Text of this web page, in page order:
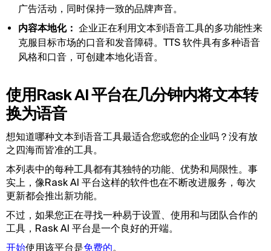
广告活动，同时保持一致的品牌声音。
内容本地化： 企业正在利用文本到语音工具的多功能性来
克服目标市场的口音和发音障碍。TTS 软件具有多种语音
风格和口音，可创建本地化语音。
使用Rask AI 平台在几分钟内将文本转
换为语音
想知道哪种文本到语音工具最适合您或您的企业吗？没有放
之四海而皆准的工具。
本列表中的每种工具都有其独特的功能、优势和局限性。事
实上，像Rask AI 平台这样的软件也在不断改进服务，每次
更新都会推出新功能。
不过，如果您正在寻找一种易于设置、使用和与团队合作的
工具，Rask AI 平台是一个良好的开端。
开始使用该平台是免费的。